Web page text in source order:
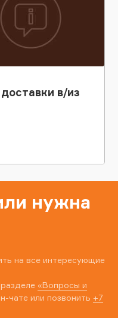
в/из
нужна
на все интересующие
«Вопросы и
чате или позвонить +7